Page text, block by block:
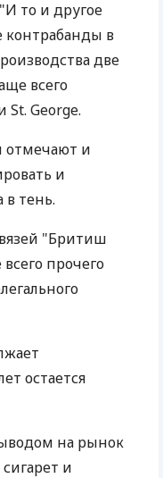
то и другое
контрабанды в
две
всего
St. George.
отмечают и
и
тень.
"Бритиш
прочего
остается
на рынок
и